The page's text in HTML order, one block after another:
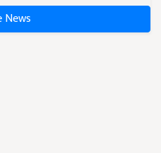
News